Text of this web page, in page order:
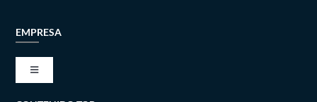
EMPRESA
Toggle
Navigation